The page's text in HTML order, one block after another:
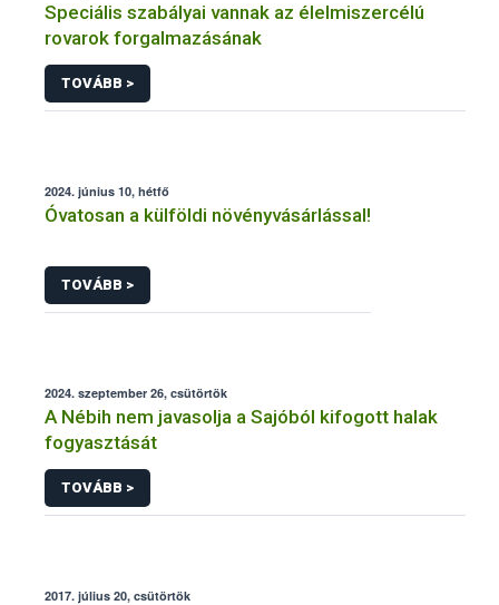
Speciális szabályai vannak az élelmiszercélú
rovarok forgalmazásának
TOVÁBB >
2024. június 10, hétfő
Óvatosan a külföldi növényvásárlással!
TOVÁBB >
2024. szeptember 26, csütörtök
A Nébih nem javasolja a Sajóból kifogott halak
fogyasztását
TOVÁBB >
2017. július 20, csütörtök